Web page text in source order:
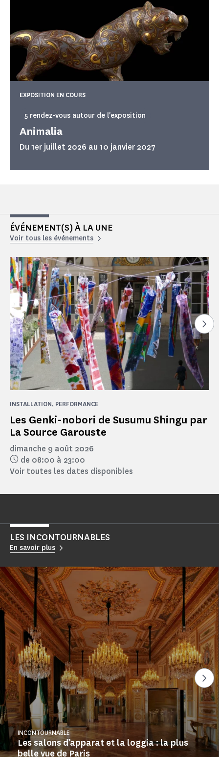
Animalia
5 rendez-vous autour de l'exposition
Du 1er juillet 2026 au 10 janvier 2027
EXPOSITION EN COURS
ÉVÉNEMENT(S) À LA UNE
Voir tous les événements
Les Genki-nobori de Susumu Shingu par
La Source Garouste
INSTALLATION, PERFORMANCE
dimanche 9 août 2026
de 08:00 à 23:00
Voir toutes les dates disponibles
LES INCONTOURNABLES
En savoir plus
Les salons d’apparat et la loggia : la plus
belle vue de Paris
INCONTOURNABLE